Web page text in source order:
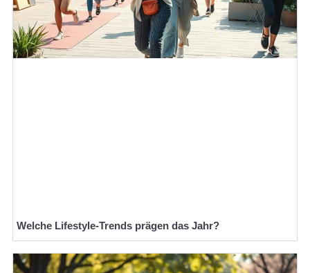
Welche Lifestyle-Trends prägen das Jahr?